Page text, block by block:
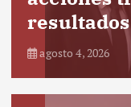
agosto 4, 2026